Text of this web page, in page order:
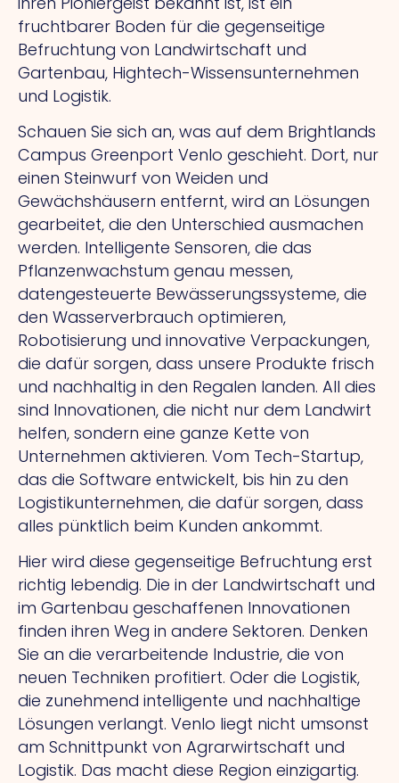
fruchtbarer Boden für die gegenseitige
Befruchtung von Landwirtschaft und
Gartenbau, Hightech-Wissensunternehmen
und Logistik.
Schauen Sie sich an, was auf dem Brightlands
Campus Greenport Venlo geschieht. Dort, nur
einen Steinwurf von Weiden und
Gewächshäusern entfernt, wird an Lösungen
gearbeitet, die den Unterschied ausmachen
werden. Intelligente Sensoren, die das
Pflanzenwachstum genau messen,
datengesteuerte Bewässerungssysteme, die
den Wasserverbrauch optimieren,
Robotisierung und innovative Verpackungen,
die dafür sorgen, dass unsere Produkte frisch
und nachhaltig in den Regalen landen. All dies
sind Innovationen, die nicht nur dem Landwirt
helfen, sondern eine ganze Kette von
Unternehmen aktivieren. Vom Tech-Startup,
das die Software entwickelt, bis hin zu den
Logistikunternehmen, die dafür sorgen, dass
alles pünktlich beim Kunden ankommt.
Hier wird diese gegenseitige Befruchtung erst
richtig lebendig. Die in der Landwirtschaft und
im Gartenbau geschaffenen Innovationen
finden ihren Weg in andere Sektoren. Denken
Sie an die verarbeitende Industrie, die von
neuen Techniken profitiert. Oder die Logistik,
die zunehmend intelligente und nachhaltige
Lösungen verlangt. Venlo liegt nicht umsonst
am Schnittpunkt von Agrarwirtschaft und
Logistik. Das macht diese Region einzigartig.